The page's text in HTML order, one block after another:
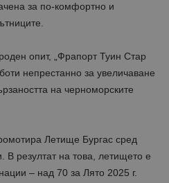
за по-комфортно и
опит, „Фрапорт Туин Стар
непрестанно за увеличаване
на черноморските
Летище Бургас сред
В резултат на това, летището е
– над 70 за Лято 2025 г.